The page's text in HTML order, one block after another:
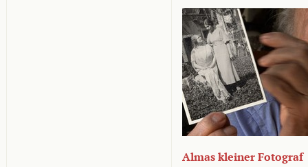
Almas kleiner Fotograf